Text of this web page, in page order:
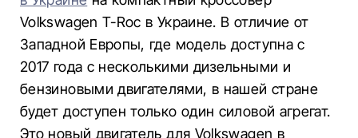
Volkswagen T-Roc в Украине. В отличие от
Западной Европы, где модель доступна с
2017 года с несколькими дизельными и
бензиновыми двигателями, в нашей стране
будет доступен только один силовой агрегат.
Это новый двигатель для Volkswagen в